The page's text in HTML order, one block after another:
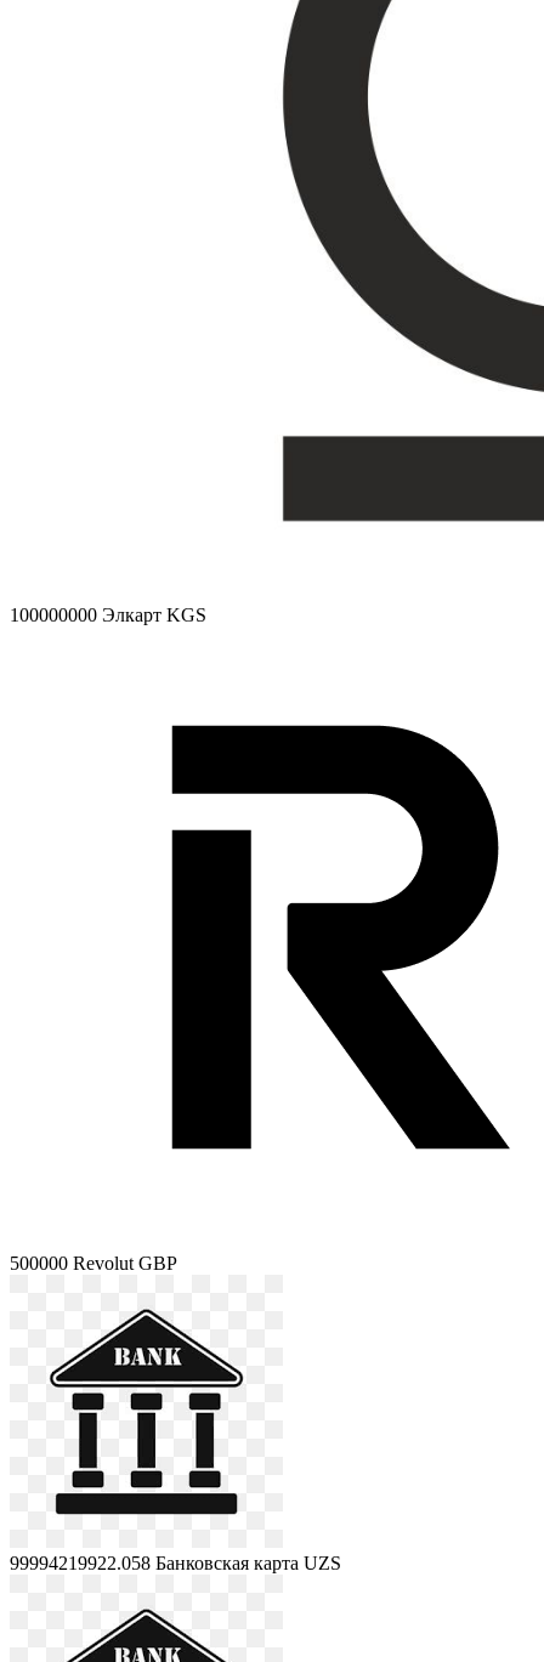
100000000 Элкарт KGS
500000 Revolut GBP
99994219922.058 Банковская карта UZS